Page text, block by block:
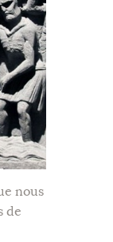
nous
de